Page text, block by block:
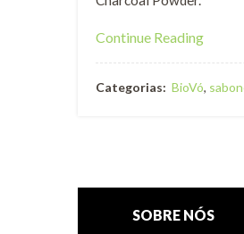
Continue Reading
Categorias: BioVó,
SOBRE NÓS